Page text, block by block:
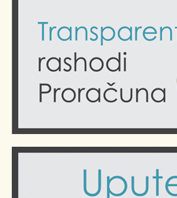
Obrazovanje
Komunalne usluge
Civilni sektor (arhiva udruga)
Krk uživo
Fotogalerije
Kalendar događanja
Turistička zajednica otoka Krka